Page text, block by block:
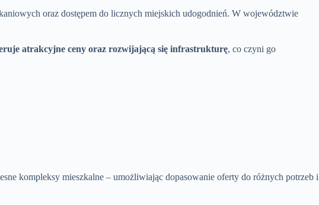
oraz dostępem do licznych miejskich udogodnień. W województwie
atrakcyjne ceny oraz rozwijającą się infrastrukturę, co czyni go
kompleksy mieszkalne – umożliwiając dopasowanie oferty do różnych potrzeb i